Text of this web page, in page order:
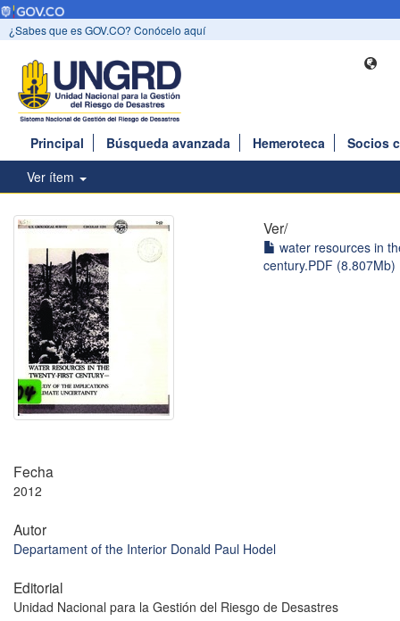
¿Sabes que es GOV.CO? Conócelo aquí
Principal Búsqueda avanzada Hemeroteca
Socios
Ver ítem
Ver/
water resources in
century.PDF (8.807Mb)
Fecha
2012
Autor
Departament of the Interior Donald Paul Hodel
Editorial
Unidad Nacional para la Gestión del Riesgo de Desastres